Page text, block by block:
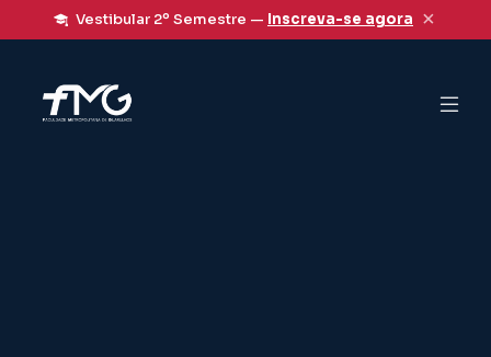
Vestibular 2º Semestre — Inscreva-se agora ×